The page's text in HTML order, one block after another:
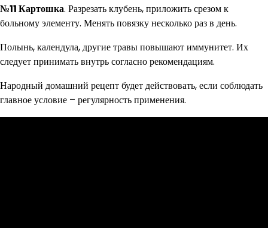
№11 Картошка. Разрезать клубень, приложить срезом к
больному элементу. Менять повязку несколько раз в день.
Полынь, календула, другие травы повышают иммунитет. Их
следует принимать внутрь согласно рекомендациям.
Народный домашний рецепт будет действовать, если соблюдать
главное условие – регулярность применения.